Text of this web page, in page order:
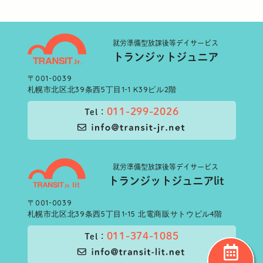
就労準備型放課後等デイサービス
トランジットジュニア
〒001-0039
札幌市北区北39条西5丁目1-1 K39ビル2階
Tel： 011-299-2026
就労準備型放課後等デイサービス
トランジットジュニアlit
〒001-0039
札幌市北区北39条西5丁目1-15 北電商販サトウビル4階
Tel： 011-374-1085